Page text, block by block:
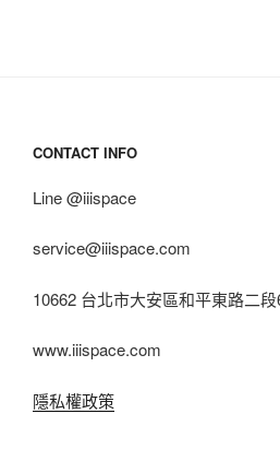
CONTACT INFO
Line @iiispace
service@iiispace.com
10662 台北市大安區和平東路二
www.iiispace.com
隱私權政策